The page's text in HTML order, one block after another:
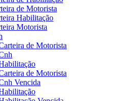
de Motorista
Habilitação
Motorista
de Motorista
de Motorista
Vencida